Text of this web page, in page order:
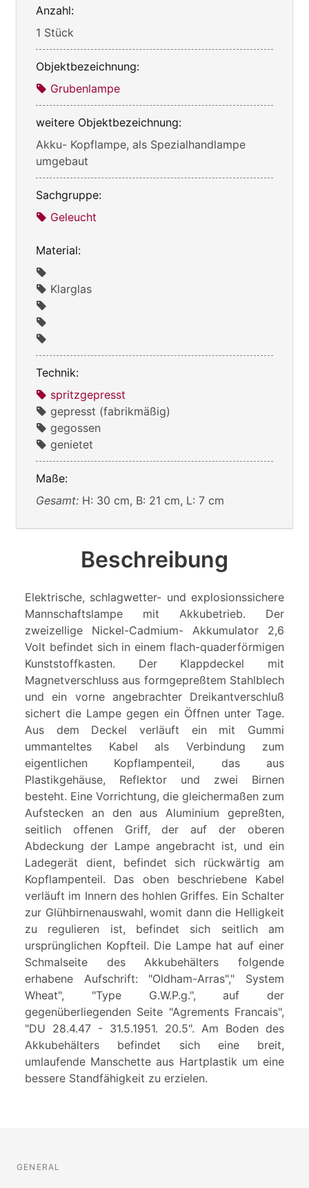
Anzahl:
1 Stück
Objektbezeichnung:
Grubenlampe
weitere Objektbezeichnung:
Akku- Kopflampe, als Spezialhandlampe
umgebaut
Sachgruppe:
Geleucht
Material:
Klarglas
Technik:
spritzgepresst
gepresst (fabrikmäßig)
gegossen
genietet
Maße:
Gesamt: H: 30 cm, B: 21 cm, L: 7 cm
Beschreibung
Elektrische, schlagwetter- und explosionssichere
Mannschaftslampe mit Akkubetrieb. Der
zweizellige Nickel-Cadmium- Akkumulator 2,6
Volt befindet sich in einem flach-quaderförmigen
Kunststoffkasten. Der Klappdeckel mit
Magnetverschluss aus formgepreßtem Stahlblech
und ein vorne angebrachter Dreikantverschluß
sichert die Lampe gegen ein Öffnen unter Tage.
Aus dem Deckel verläuft ein mit Gummi
ummanteltes Kabel als Verbindung zum
eigentlichen Kopflampenteil, das aus
Plastikgehäuse, Reflektor und zwei Birnen
besteht. Eine Vorrichtung, die gleichermaßen zum
Aufstecken an den aus Aluminium gepreßten,
seitlich offenen Griff, der auf der oberen
Abdeckung der Lampe angebracht ist, und ein
Ladegerät dient, befindet sich rückwärtig am
Kopflampenteil. Das oben beschriebene Kabel
verläuft im Innern des hohlen Griffes. Ein Schalter
zur Glühbirnenauswahl, womit dann die Helligkeit
zu regulieren ist, befindet sich seitlich am
ursprünglichen Kopfteil. Die Lampe hat auf einer
Schmalseite des Akkubehälters folgende
erhabene Aufschrift: "Oldham-Arras"," System
Wheat", "Type G.W.P.g.", auf der
gegenüberliegenden Seite "Agrements Francais",
"DU 28.4.47 - 31.5.1951. 20.5". Am Boden des
Akkubehälters befindet sich eine breit,
umlaufende Manschette aus Hartplastik um eine
bessere Standfähigkeit zu erzielen.
GENERAL